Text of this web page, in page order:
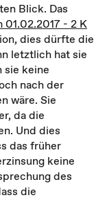
Blick. Das
01.02.2017 - 2 K
dies dürfte die
letztlich hat sie
sie keine
nach der
wäre. Sie
da die
Und dies
das früher
keine
des
die